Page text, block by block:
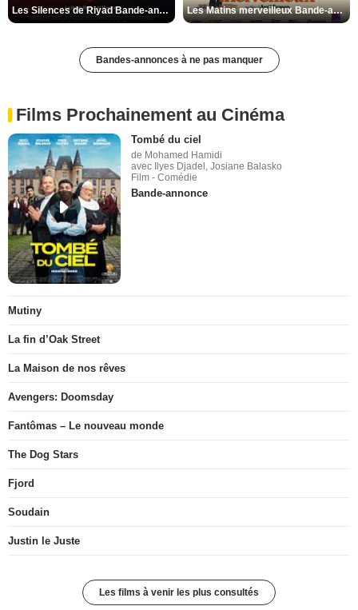
Les Silences de Riyad Bande-annonce VO STFR Les Matins merveilleux Bande-annonce VF
Bandes-annonces à ne pas manquer
Films Prochainement au Cinéma
Tombé du ciel
de Mohamed Hamidi
avec Ilyes Djadel, Josiane Balasko
Film - Comédie
Bande-annonce
Mutiny
La fin d’Oak Street
La Maison de nos rêves
Avengers: Doomsday
Fantômas – Le nouveau monde
The Dog Stars
Fjord
Soudain
Justin le Juste
Les films à venir les plus consultés